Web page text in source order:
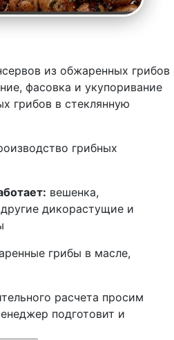
из обжаренных грибов
фасовка и укупоривание
грибов в стеклянную
грибных
вешенка,
дикорастущие и
грибы в масле,
расчета просим
подготовит и